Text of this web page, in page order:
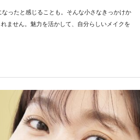
ったと感じることも。そんな小さなきっかけか
ません。魅力を活かして、自分らしいメイクを